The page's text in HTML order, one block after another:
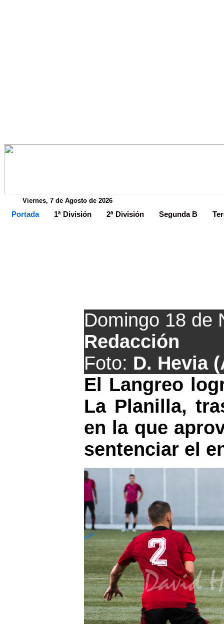
Viernes, 7 de Agosto de 2026
Portada 1ª División 2ª División Segunda B
Domingo 18 de
Redacción
Foto: D. Hevia
El Langreo
La Planilla,
en la que
sentenciar el